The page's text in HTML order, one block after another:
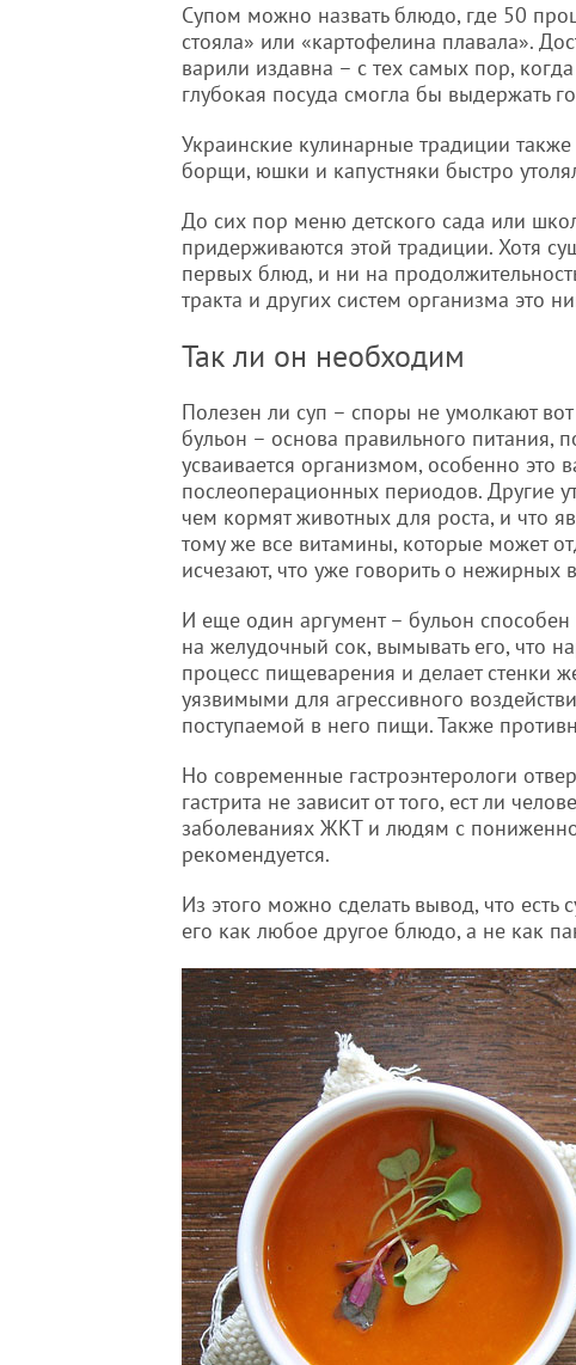
Супом можно назвать блюдо, где 50
стояла» или «картофелина плавала».
варили издавна – с тех самых пор,
глубокая посуда смогла бы выдержать
Украинские кулинарные традиции
борщи, юшки и капустняки быстро
До сих пор меню детского сада или
придерживаются этой традиции. Хотя
первых блюд, и ни на
тракта и других систем организма это
Так ли он необходим
Полезен ли суп – споры не умолкают
бульон – основа правильного питания,
усваивается организмом, особенно
послеоперационных периодов. Другие
чем кормят животных для роста, и что
тому же все витамины, которые может
исчезают, что уже говорить о нежирных
И еще один аргумент – бульон способен
на желудочный сок, вымывать его, что
процесс пищеварения и делает стенки
уязвимыми для агрессивного
поступаемой в него пищи. Также
Но современные гастроэнтерологи
гастрита не зависит от того, ест ли
заболеваниях ЖКТ и людям с
рекомендуется.
Из этого можно сделать вывод, что
его как любое другое блюдо, а не как